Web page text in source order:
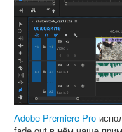
Adobe Premiere Pro